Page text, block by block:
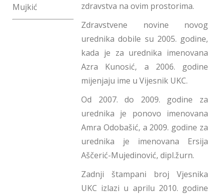
Mujkić
zdravstva na ovim prostorima.
Zdravstvene novine novog
urednika dobile su 2005. godine,
kada je za urednika imenovana
Azra Kunosić, a 2006. godine
mijenjaju ime u Vijesnik UKC.
Od 2007. do 2009. godine za
urednika je ponovo imenovana
Amra Odobašić, a 2009. godine za
urednika je imenovana Ersija
Aščerić-Mujedinović, dipl.žurn.
Zadnji štampani broj Vjesnika
UKC izlazi u aprilu 2010. godine